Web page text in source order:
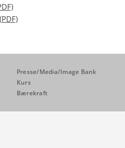
Presse/Media/Image Bank
Kurs
Bærekraft